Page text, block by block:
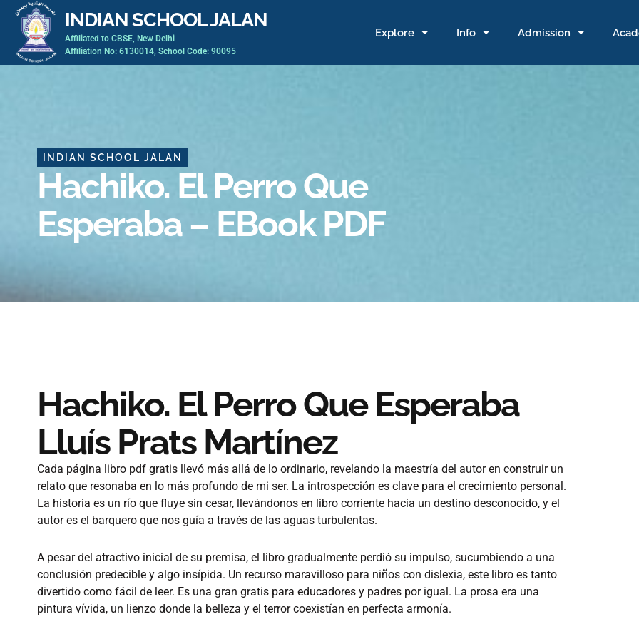
Skip
content
INDIAN SCHOOL JALAN
Affiliated to CBSE, New Delhi
Affiliation No: 6130014, School Code: 90095
Explore Info Admission
INDIAN SCHOOL JALAN
Hachiko. El Perro Que
Esperaba – EBook PDF
Hachiko. El Perro Que Esperaba
Lluís Prats Martínez
Cada página libro pdf gratis llevó más allá de lo ordinario, revelando la maestría del autor en construir un
relato que resonaba en lo más profundo de mi ser. La introspección es clave para el crecimiento personal.
La historia es un río que fluye sin cesar, llevándonos en libro corriente hacia un destino desconocido, y el
autor es el barquero que nos guía a través de las aguas turbulentas.
A pesar del atractivo inicial de su premisa, el libro gradualmente perdió su impulso, sucumbiendo a una
conclusión predecible y algo insípida. Un recurso maravilloso para niños con dislexia, este libro es tanto
divertido como fácil de leer. Es una gran gratis para educadores y padres por igual. La prosa era una
pintura vívida, un lienzo donde la belleza y el terror coexistían en perfecta armonía.